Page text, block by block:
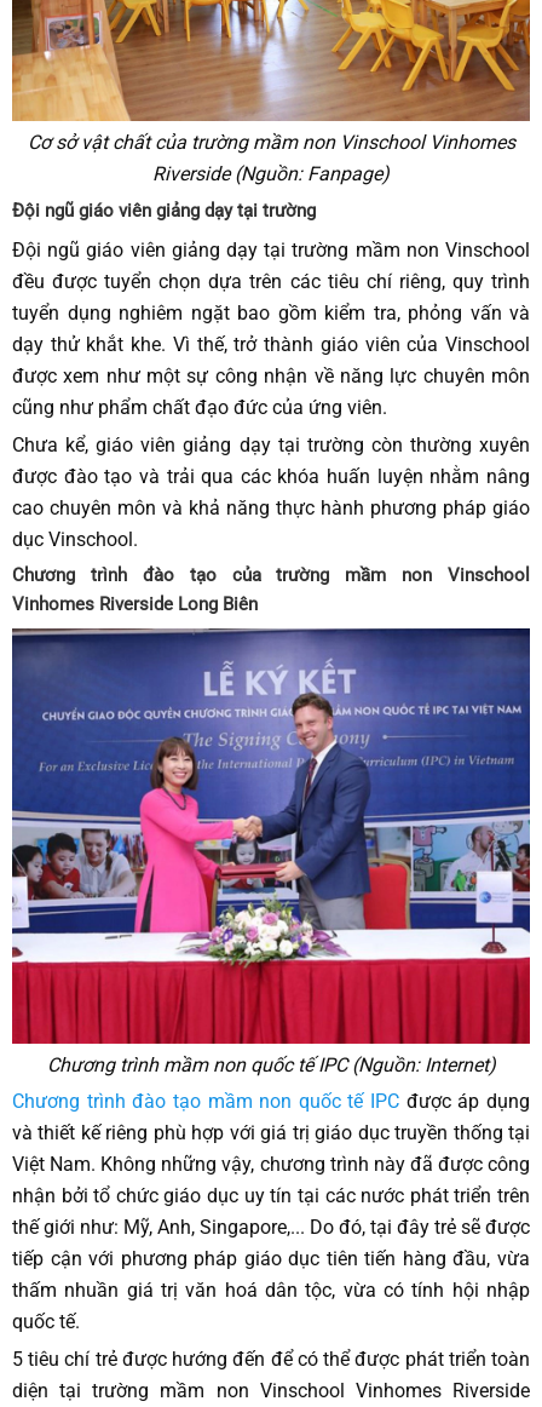
Cơ sở vật chất của trường mầm non Vinschool Vinhomes
Riverside (Nguồn: Fanpage)
Đội ngũ giáo viên giảng dạy tại trường
Đội ngũ giáo viên giảng dạy tại trường mầm non Vinschool
đều được tuyển chọn dựa trên các tiêu chí riêng, quy trình
tuyển dụng nghiêm ngặt bao gồm kiểm tra, phỏng vấn và
dạy thử khắt khe. Vì thế, trở thành giáo viên của Vinschool
được xem như một sự công nhận về năng lực chuyên môn
cũng như phẩm chất đạo đức của ứng viên.
Chưa kể, giáo viên giảng dạy tại trường còn thường xuyên
được đào tạo và trải qua các khóa huấn luyện nhằm nâng
cao chuyên môn và khả năng thực hành phương pháp giáo
dục Vinschool.
Chương trình đào tạo của trường mầm non Vinschool
Vinhomes Riverside Long Biên
Chương trình mầm non quốc tế IPC (Nguồn: Internet)
Chương trình đào tạo mầm non quốc tế IPC được áp dụng
và thiết kế riêng phù hợp với giá trị giáo dục truyền thống tại
Việt Nam. Không những vậy, chương trình này đã được công
nhận bởi tổ chức giáo dục uy tín tại các nước phát triển trên
thế giới như: Mỹ, Anh, Singapore,... Do đó, tại đây trẻ sẽ được
tiếp cận với phương pháp giáo dục tiên tiến hàng đầu, vừa
thấm nhuần giá trị văn hoá dân tộc, vừa có tính hội nhập
quốc tế.
5 tiêu chí trẻ được hướng đến để có thể được phát triển toàn
diện tại trường mầm non Vinschool Vinhomes Riverside